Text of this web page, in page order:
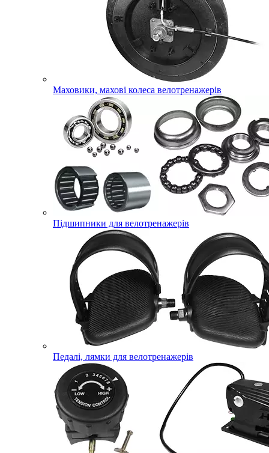
Маховики, махові колеса велотренажерів
Підшипники для велотренажерів
Педалі, лямки для велотренажерів